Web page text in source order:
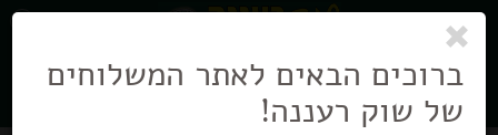
ניווט
בניווט
ברוכים הבאים לאתר המשלוחים
של שוק רעננה!